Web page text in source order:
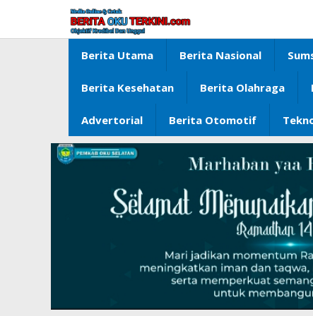
konten
Berita Utama Berita Nasional
Berita Kesehatan Berita Olahraga
Advertorial Berita Otomotif